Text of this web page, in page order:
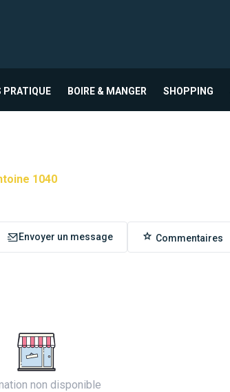
PRATIQUE BOIRE & MANGER SHOPPING
1040
Envoyer un message Commentaires
non disponible